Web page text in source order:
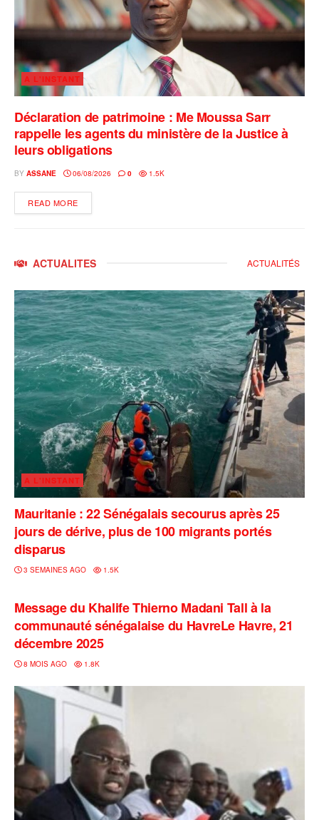
A L'INSTANT
Déclaration de patrimoine : Me Moussa Sarr
rappelle les agents du ministère de la Justice à
leurs obligations
BY ASSANE 06/08/2026 0 1.5K
READ MOREDETAILS
ACTUALITES ACTUALITÉS
A L'INSTANT
Mauritanie : 22 Sénégalais secourus après 25
jours de dérive, plus de 100 migrants portés
disparus
3 SEMAINES AGO 1.5K
A L'INSTANT
Message du Khalife Thierno Madani Tall à la
communauté sénégalaise du HavreLe Havre, 21
décembre 2025
8 MOIS AGO 1.8K